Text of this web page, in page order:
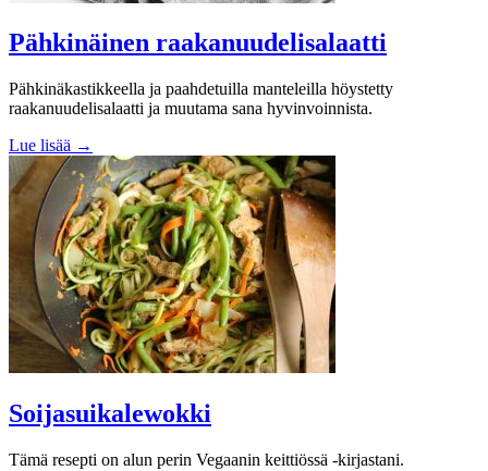
Pähkinäinen raakanuudelisalaatti
Pähkinäkastikkeella ja paahdetuilla manteleilla höystetty
raakanuudelisalaatti ja muutama sana hyvinvoinnista.
Lue lisää →
Soijasuikalewokki
Tämä resepti on alun perin Vegaanin keittiössä -kirjastani.